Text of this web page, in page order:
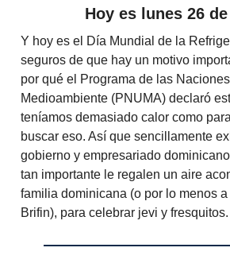
Hoy es lunes 26
Y hoy es el Día Mundial de la
seguros de que hay un motivo
por qué el Programa de las
Medioambiente (PNUMA) declaró
teníamos demasiado calor como
buscar eso. Así que sencillamente
gobierno y empresariado
tan importante le regalen un aire
familia dominicana (o por lo menos
Brifin), para celebrar jevi y